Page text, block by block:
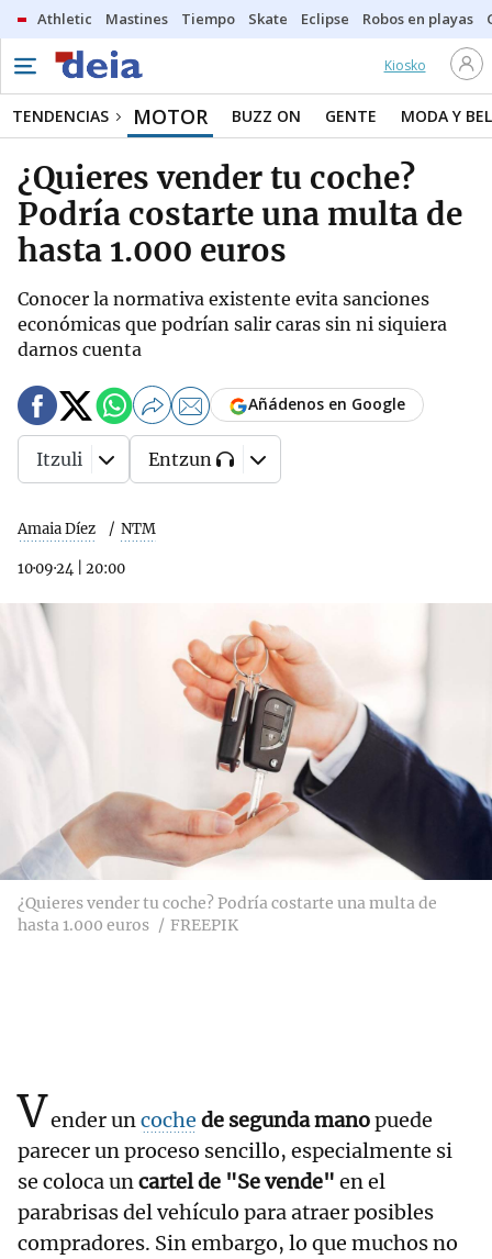
Athletic Mastines Tiempo Skate Eclipse Robos en playas
Kiosko
TENDENCIAS MOTOR BUZZ ON GENTE MODA Y
¿Quieres vender tu coche?
Podría costarte una multa de
hasta 1.000 euros
Conocer la normativa existente evita sanciones
económicas que podrían salir caras sin ni siquiera
darnos cuenta
Amaia Díez NTM
10·09·24 20:00
Añádenos en Google
Itzuli Entzun
¿Quieres vender tu coche? Podría costarte una multa de
hasta 1.000 euros
FREEPIK
Vender uncoche de segunda manopuede
parecer un proceso sencillo, especialmente si
se coloca uncartel de "Se vende" en el
parabrisas del vehículo para atraer posibles
compradores. Sin embargo, lo que muchos no